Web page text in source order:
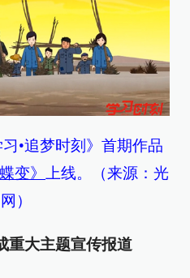
•追梦时刻》首期作品
变》
上线。（来源：光
）
重大主题宣传报道